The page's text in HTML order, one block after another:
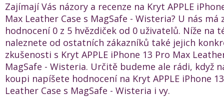
Zajímají Vás názory a recenze na Kryt APPLE
Max Leather Case s MagSafe - Wisteria? U nás má
hodnocení 0 z 5 hvězdiček od 0 uživatelů. Níže na
naleznete od ostatních zákazníků také jejich
zkušenosti s Kryt APPLE iPhone 13 Pro Max
MagSafe - Wisteria. Určitě budeme ale rádi, když
koupi napíšete hodnocení na Kryt APPLE iPhone
Leather Case s MagSafe - Wisteria i vy.